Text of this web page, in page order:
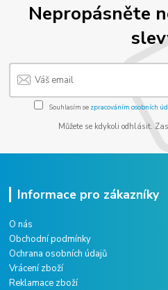
Nepropásněte
Souhlasím se zpracováním osobních
Můžete se kdykoli odhlásit.
Informace pro zákazníky
O nás
Obchodní podmínky
Ochrana osobních údajů
Vrácení zboží
Reklamace zboží